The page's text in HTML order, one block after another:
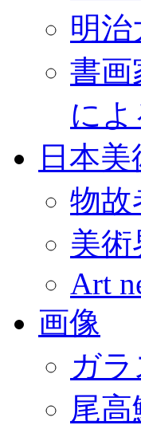
明
書画
によ
日本
物故
美術
Art
画像
ガ
尾